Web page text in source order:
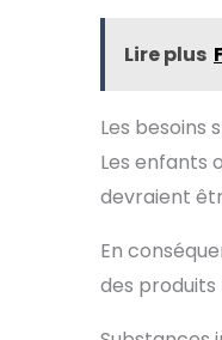
Lire plus
Les besoins
Les enfants
devraient
En
des